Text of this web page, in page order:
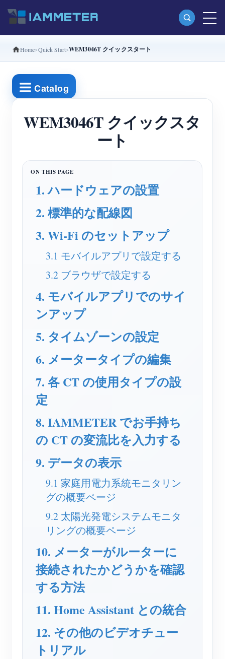
製品
単相Wi-Fiエネルギーメーター（WEM3080）
分相Wi-Fiエネルギーメーター（WEM2067）
三相Wi-Fiエネルギーメーター（WEM3080T）
三相Wi-Fiエネルギーメーター（WEM3046T）
WiFi電力コントローラー
IAMMETER Cloud Pro
セルフホスティングサービス
EV充電器
IAMMETER シミュレーター
仮想メーター
アプリケーション
太陽光PVシステム エネルギーモニター
PVヒーター制御システム
ホームオートメーション
ストア
ドキュメント
FAQ
ニュース
ブログ
コミュニティ
IAMMETER 活動
App Store
サイトを探す
会社情報
Home Quick Start WEM3046T クイックスタート
Catalog
WEM3046T クイックスタ
ート
1. ハードウェアの設置
2. 標準的な配線図
3. Wi-Fi のセットアップ
3.1 モバイルアプリで設定する
3.2 ブラウザで設定する
4. モバイルアプリでのサイ
ンアップ
5. タイムゾーンの設定
6. メータータイプの編集
7. 各 CT の使用タイプの設
定
8. IAMMETER でお手持ち
の CT の変流比を入力する
9. データの表示
9.1 家庭用電力系統モニタリン
グの概要ページ
9.2 太陽光発電システムモニタ
リングの概要ページ
10. メーターがルーターに
接続されたかどうかを確認
する方法
11. Home Assistant との統合
12. その他のビデオチュー
トリアル